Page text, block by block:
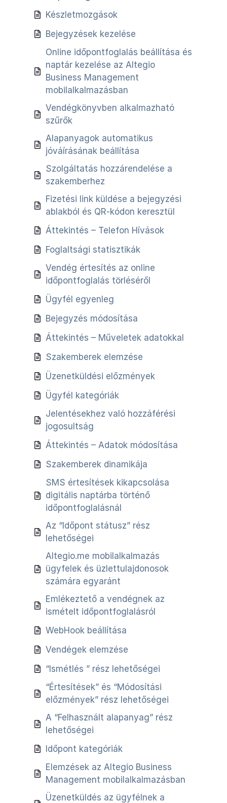
Készletmozgások
Bejegyzések kezelése
Online időpontfoglalás beállítása és
naptár kezelése az Altegio
Business Management
mobilalkalmazásban
Vendégkönyvben alkalmazható
szűrők
Alapanyagok automatikus
jóváírásának beállítása
Szolgáltatás hozzárendelése a
szakemberhez
Fizetési link küldése a bejegyzési
ablakból és QR-kódon keresztül
Áttekintés – Telefon Hívások
Foglaltsági statisztikák
Vendég értesítés az online
időpontfoglalás törléséről
Ügyfél egyenleg
Bejegyzés módosítása
Áttekintés – Műveletek adatokkal
Szakemberek elemzése
Üzenetküldési előzmények
Ügyfél kategóriák
Jelentésekhez való hozzáférési
jogosultság
Áttekintés – Adatok módosítása
Szakemberek dinamikája
SMS értesítések kikapcsolása
digitális naptárba történő
időpontfoglalásnál
Az “Időpont státusz” rész
lehetőségei
Altegio.me mobilalkalmazás
ügyfelek és üzlettulajdonosok
számára egyaránt
Emlékeztető a vendégnek az
ismételt időpontfoglalásról
WebHook beállítása
Vendégek elemzése
“Ismétlés ” rész lehetőségei
“Értesítések” és “Módosítási
előzmények” rész lehetőségei
A “Felhasznált alapanyag” rész
lehetőségei
Időpont kategóriák
Elemzések az Altegio Business
Management mobilalkalmazásban
Üzenetküldés az ügyfélnek a